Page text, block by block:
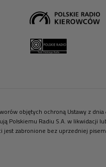
objętych ochroną Ustawy z
Polskiemu Radiu S.A. w likwidacji
jest zabronione bez uprzedniej